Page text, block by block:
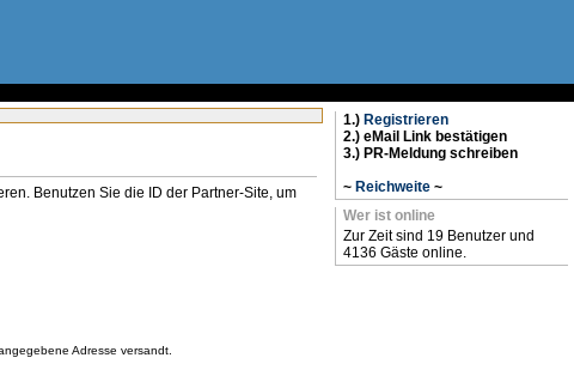
Benutzen Sie die ID der Partner-Site, um
Adresse versandt.
1.) Registrieren
2.) eMail Link bestätigen
3.) PR-Meldung schreiben
~ Reichweite ~
Wer ist online
Zur Zeit sind 19 Benutzer und
4136 Gäste online.